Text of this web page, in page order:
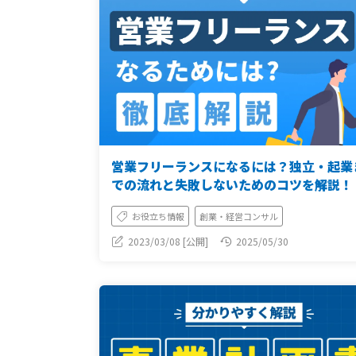
営業フリーランスになるには？独立・起業
での流れと失敗しないためのコツを解説！
お役立ち情報 創業・経営コンサル
2023/03/08 [公開] 2025/05/30